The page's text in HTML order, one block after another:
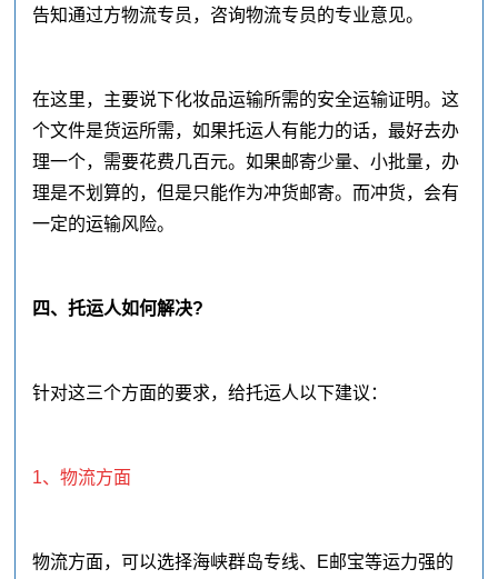
告知通过方物流专员，咨询物流专员的专业意见。
在这里，主要说下化妆品运输所需的安全运输证明。这
个文件是货运所需，如果托运人有能力的话，最好去办
理一个，需要花费几百元。如果邮寄少量、小批量，办
理是不划算的，但是只能作为冲货邮寄。而冲货，会有
一定的运输风险。
四、托运人如何解决?
针对这三个方面的要求，给托运人以下建议：
1、物流方面
物流方面，可以选择海峡群岛专线、E邮宝等运力强的